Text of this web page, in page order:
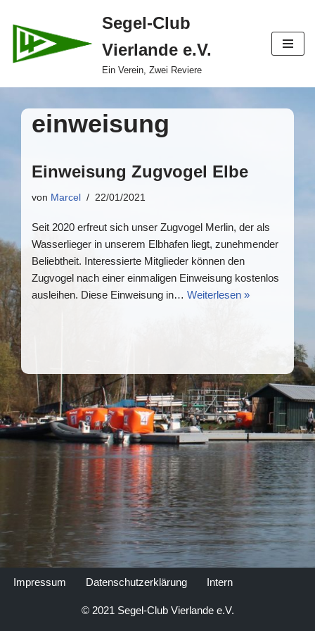
Zum
Inhalt
Segel-Club
Vierlande e.V.
Ein Verein, Zwei Reviere
einweisung
Einweisung Zugvogel Elbe
von Marcel 22/01/2021
Seit 2020 erfreut sich unser Zugvogel Merlin, der als
Wasserlieger in unserem Elbhafen liegt, zunehmender
Beliebtheit. Interessierte Mitglieder können den
Zugvogel nach einer einmaligen Einweisung kostenlos
ausleihen. Diese Einweisung in… Weiterlesen »
Impressum Datenschutzerklärung Intern
© 2021 Segel-Club Vierlande e.V.